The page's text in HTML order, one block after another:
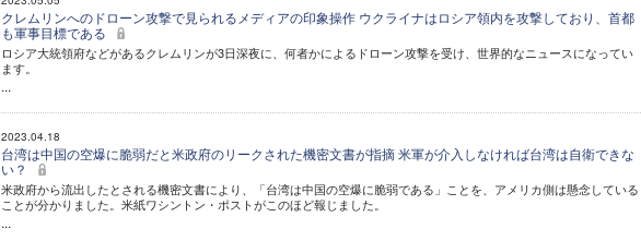
クレムリンへのドローン攻撃で見られるメディアの印象操作 ウクライナはロシア領内を攻撃しており、首都
も軍事目標である
ロシア大統領府などがあるクレムリンが3日深夜に、何者かによるドローン攻撃を受け、世界的なニュースになってい
ます。
...
2023.04.18
台湾は中国の空爆に脆弱だと米政府のリークされた機密文書が指摘 米軍が介入しなければ台湾は自衛できな
い？
米政府から流出したとされる機密文書により、「台湾は中国の空爆に脆弱である」ことを、アメリカ側は懸念している
ことが分かりました。米紙ワシントン・ポストがこのほど報じました。
...